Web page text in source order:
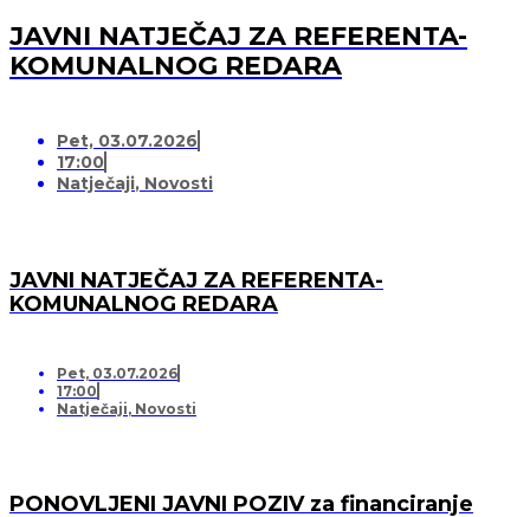
JAVNI NATJEČAJ ZA REFERENTA-
KOMUNALNOG REDARA
Pet, 03.07.2026
17:00
Natječaji, Novosti
JAVNI NATJEČAJ ZA REFERENTA-
KOMUNALNOG REDARA
Pet, 03.07.2026
17:00
Natječaji, Novosti
PONOVLJENI JAVNI POZIV za financiranje